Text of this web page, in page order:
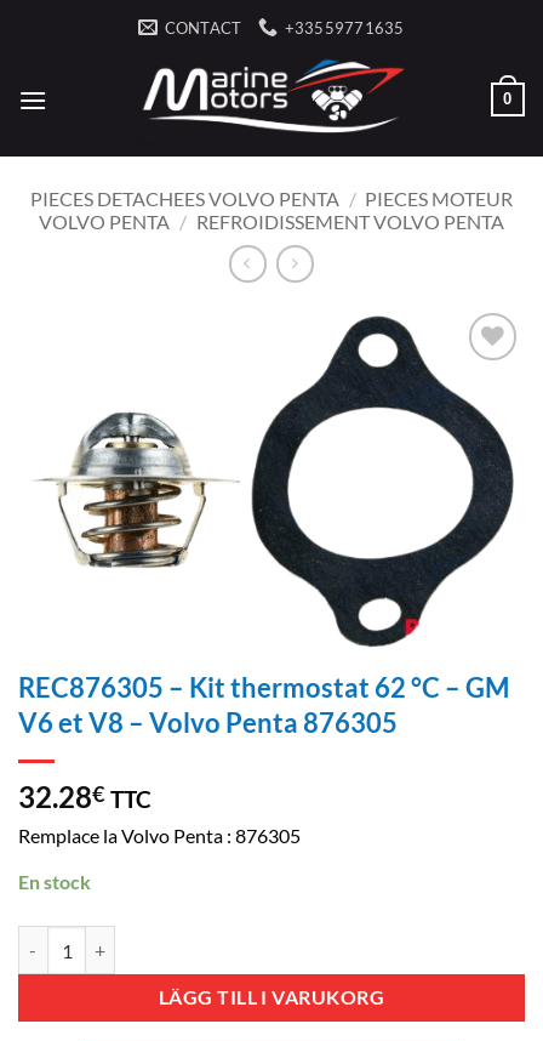
CONTACT +33559771635
0
PIECES DETACHEES VOLVO PENTA / PIECES MOTEUR
VOLVO PENTA / REFROIDISSEMENT VOLVO PENTA
AJOUTER
À LA
LISTE
D’ENVIES
REC876305 – Kit thermostat 62 °C – GM
V6 et V8 – Volvo Penta 876305
32.28€ TTC
Remplace la Volvo Penta : 876305
En stock
LÄGG TILL I VARUKORG